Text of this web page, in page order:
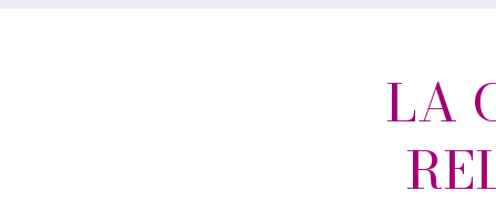
LA